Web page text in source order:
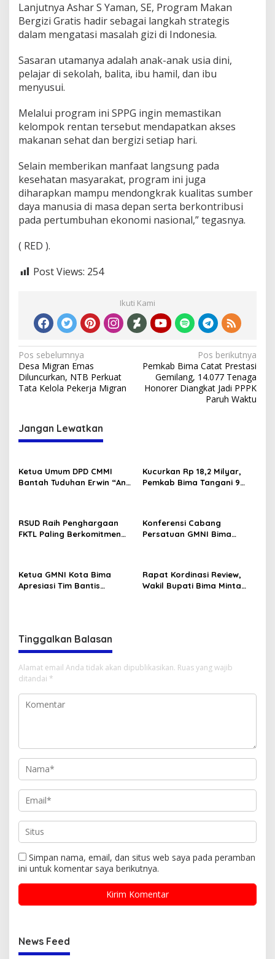
Lanjutnya Ashar S Yaman, SE, Program Makan
Bergizi Gratis hadir sebagai langkah strategis
dalam mengatasi masalah gizi di Indonesia.
Sasaran utamanya adalah anak-anak usia dini,
pelajar di sekolah, balita, ibu hamil, dan ibu
menyusui.
Melalui program ini SPPG ingin memastikan
kelompok rentan tersebut mendapatkan akses
makanan sehat dan bergizi setiap hari.
Selain memberikan manfaat langsung pada
kesehatan masyarakat, program ini juga
diharapkan mampu mendongkrak kualitas sumber
daya manusia di masa depan serta berkontribusi
pada pertumbuhan ekonomi nasional,” tegasnya.
( RED ).
Post Views: 254
Ikuti Kami
Navigasi
pos
Pos sebelumnya
Desa Migran Emas
Diluncurkan, NTB Perkuat
Tata Kelola Pekerja Migran
Pos berikutnya
Pemkab Bima Catat Prestasi
Gemilang, 14.077 Tenaga
Honorer Diangkat Jadi PPPK
Paruh Waktu
Jangan Lewatkan
Ketua Umum DPD CMMI
Bantah Tuduhan Erwin “Anti
Kucurkan Rp 18,2 Milyar,
Pemkab Bima Tangani 9
RSUD Raih Penghargaan
FKTL Paling Berkomitmen
Konferensi Cabang
Persatuan GMNI Bima
sekretaris DPC sekaligus
Formatur
Ketua GMNI Kota Bima
Apresiasi Tim Bantis
Rapat Kordinasi Review,
Wakil Bupati Bima Minta
Tinggalkan Balasan
Alamat email Anda tidak akan dipublikasikan. Ruas yang wajib
ditandai *
Simpan nama, email, dan situs web saya pada peramban
ini untuk komentar saya berikutnya.
News Feed